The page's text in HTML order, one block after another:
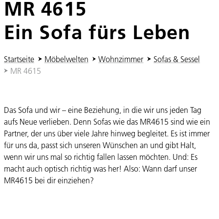
MR 4615
Ein Sofa fürs Leben
Sie sind hier:
Startseite Möbelwelten Wohnzimmer
Sofas & Sessel
MR 4615
Das Sofa und wir – eine Beziehung, in die wir uns jeden Tag
aufs Neue verlieben. Denn Sofas wie das MR4615 sind wie ein
Partner, der uns über viele Jahre hinweg begleitet. Es ist immer
für uns da, passt sich unseren Wünschen an und gibt Halt,
wenn wir uns mal so richtig fallen lassen möchten. Und: Es
macht auch optisch richtig was her! Also: Wann darf unser
MR4615 bei dir einziehen?